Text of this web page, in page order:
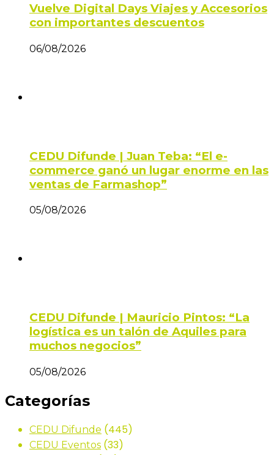
Vuelve Digital Days Viajes y Accesorios
con importantes descuentos
06/08/2026
CEDU Difunde | Juan Teba: “El e-
commerce ganó un lugar enorme en las
ventas de Farmashop”
05/08/2026
CEDU Difunde | Mauricio Pintos: “La
logística es un talón de Aquiles para
muchos negocios”
05/08/2026
Categorías
CEDU Difunde (445)
CEDU Eventos (33)